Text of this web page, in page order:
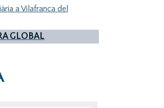
a Vilafranca del
GLOBAL